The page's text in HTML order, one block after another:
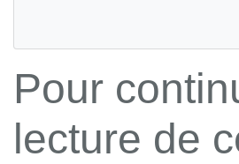
Pour
lecture de